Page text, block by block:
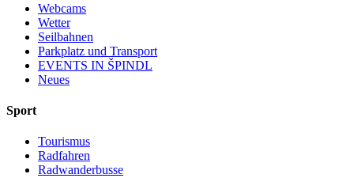
Webcams
Wetter
Seilbahnen
Parkplatz und Transport
EVENTS IN ŠPINDL
Neues
Sport
Tourismus
Radfahren
Radwanderbusse